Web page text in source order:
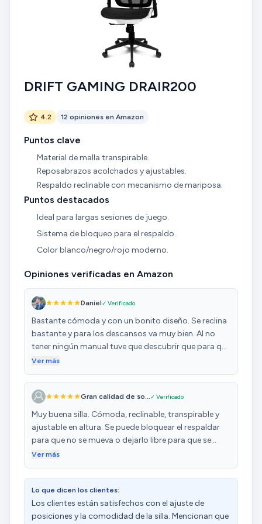
silla de juego de alta gama!
DRIFT GAMING DRAIR200
4.2 12 opiniones en Amazon
Puntos clave
Material de malla transpirable.
Reposabrazos acolchados y ajustables.
Respaldo reclinable con mecanismo de mariposa.
Puntos destacados
Ideal para largas sesiones de juego.
Sistema de bloqueo para el respaldo.
Color blanco/negro/rojo moderno.
Opiniones verificadas en Amazon
Daniel✓ Verificado
Bastante cómoda y con un bonito diseño. Se reclina
bastante y para los descansos va muy bien. Al no
tener ningún manual tuve que descubrir que para que
pudiera reclinarla debía tirar de la misma palanca de
tirar arriba y abajo de la palanca, pero para poner el
inclinado hay que desplazar la palanca hacia la
derecha y volver a girar, luego para poder volver a
subir/bajar hay que volver a encajar hacia la
izquierda la palanca. Una vez lo descubres todo es
Ver más
Gran calidad de so...✓ Verificado
Muy buena silla. Cómoda, reclinable, transpirable y
ajustable en altura. Se puede bloquear el respaldar
para que no se mueva o dejarlo libre para que se
abata cuando nos apoyemos.
Ver más
Lo que dicen los clientes:
Los clientes están satisfechos con el ajuste de
posiciones y la comodidad de la silla. Mencionan que